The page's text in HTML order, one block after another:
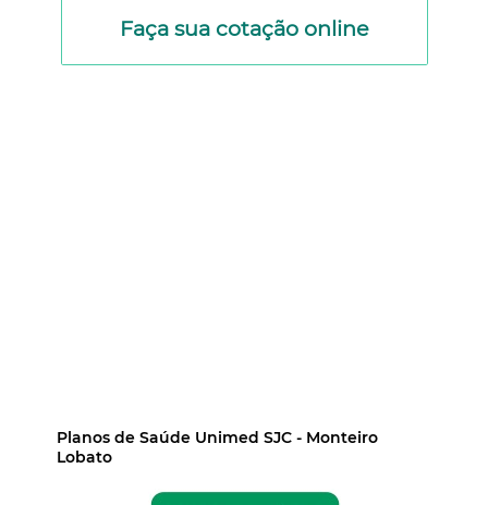
Faça sua cotação online
Planos de Saúde Unimed SJC - Monteiro
Lobato